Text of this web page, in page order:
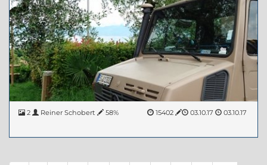
2 03.10.17
Reiner Schobert 03.10.17
58% 15402